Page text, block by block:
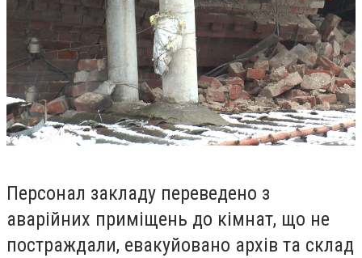
Персонал закладу переведено з
аварійних приміщень до кімнат, що не
постраждали, евакуйовано архів та склад